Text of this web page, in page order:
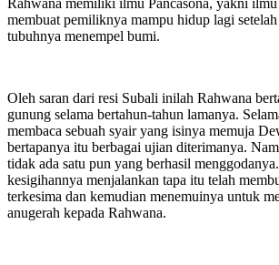
membuat pemiliknya mampu hidup lagi
tubuhnya menempel bumi.
Oleh saran dari resi Subali inilah Rahwana
gunung selama bertahun-tahun lamanya.
membaca sebuah syair yang isinya memuja
bertapanya itu berbagai ujian diterimanya.
tidak ada satu pun yang berhasil
kesigihannya menjalankan tapa itu telah
terkesima dan kemudian menemuinya untuk
anugerah kepada Rahwana.